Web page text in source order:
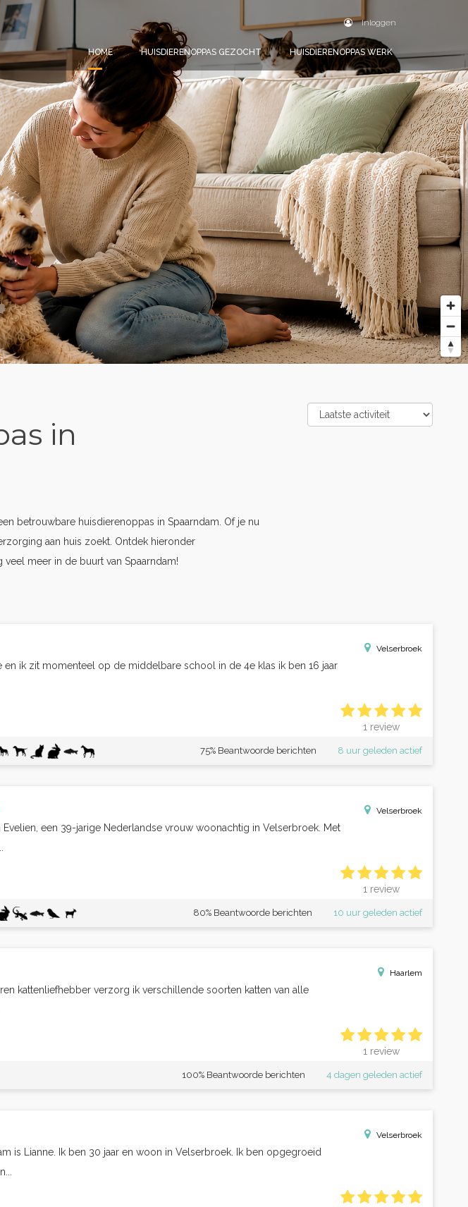
Inloggen
HOME HUISDIERENOPPAS GEZOCHT HUISDIERENOPPAS WERK
in
betrouwbare huisdierenoppas in Spaarndam. Of je nu
aan huis zoekt. Ontdek hieronder
meer in de buurt van Spaarndam!
Velserbroek
1 review
en ik zit momenteel op de middelbare school in de 4e klas ik ben 16 jaar
8 uur geleden actief
75% Beantwoorde berichten
Velserbroek
1 review
Evelien, een 39-jarige Nederlandse vrouw woonachtig in Velserbroek. Met
10 uur geleden actief
80% Beantwoorde berichten
Haarlem
1 review
kattenliefhebber verzorg ik verschillende soorten katten van alle
4 dagen geleden actief
100% Beantwoorde berichten
Velserbroek
is Lianne. Ik ben 30 jaar en woon in Velserbroek. Ik ben opgegroeid